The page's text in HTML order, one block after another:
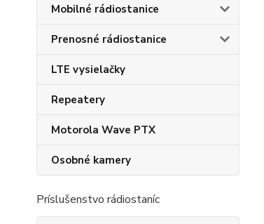
Mobilné rádiostanice
Prenosné rádiostanice
LTE vysielačky
Repeatery
Motorola Wave PTX
Osobné kamery
Príslušenstvo rádiostaníc